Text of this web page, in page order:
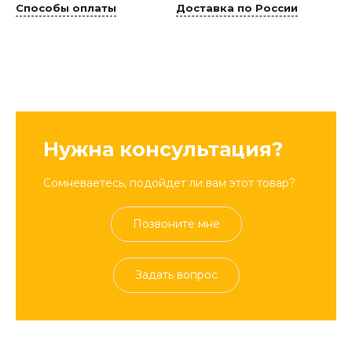
Способы оплаты Доставка по России
Нужна консультация?
Сомневаетесь, подойдет ли вам этот товар?
Позвоните мне
Задать вопрос